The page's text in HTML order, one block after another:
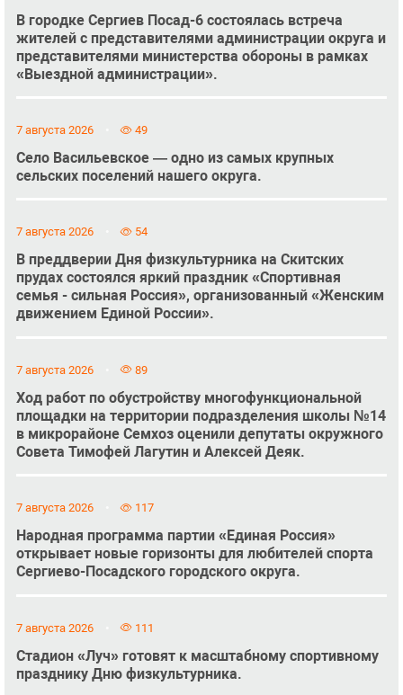
В городке Сергиев Посад-6 состоялась встреча
жителей с представителями администрации округа и
представителями министерства обороны в рамках
«Выездной администрации».
7 августа 2026 49
Село Васильевское — одно из самых крупных
сельских поселений нашего округа.
7 августа 2026 54
В преддверии Дня физкультурника на Скитских
прудах состоялся яркий праздник «Спортивная
семья - сильная Россия», организованный «Женским
движением Единой России».
7 августа 2026 89
Ход работ по обустройству многофункциональной
площадки на территории подразделения школы №14
в микрорайоне Семхоз оценили депутаты окружного
Совета Тимофей Лагутин и Алексей Деяк.
7 августа 2026 117
Народная программа партии «Единая Россия»
открывает новые горизонты для любителей спорта
Сергиево-Посадского городского округа.
7 августа 2026 111
Стадион «Луч» готовят к масштабному спортивному
празднику Дню физкультурника.